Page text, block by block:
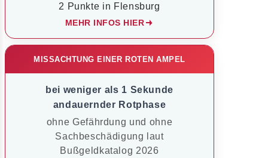
2 Punkte in Flensburg
MEHR INFOS HIER
MISSACHTUNG EINER ROTEN AMPEL
bei weniger als 1 Sekunde
andauernder Rotphase
ohne Gefährdung und ohne
Sachbeschädigung laut
Bußgeldkatalog 2026